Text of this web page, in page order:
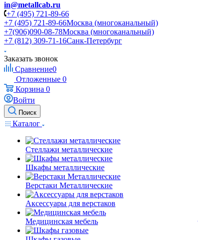
in@metallcab.ru
+7 (495) 721-89-66
+7 (495) 721-89-66Москва (многоканальный)
+7(906)090-08-78Москва (многоканальный)
+7 (812) 309-71-16Санк-Петербург
Заказать звонок
Сравнение0
Отложенные 0
Корзина 0
Войти
Поиск
Каталог
Стеллажи металлические
Шкафы металлические
Верстаки Металлические
Аксессуары для верстаков
Медицинская мебель